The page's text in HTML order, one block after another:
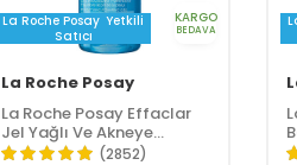
La Roche Posay Yetkili
Satıcı
KARGO
BEDAVA
La Roche Posay
La Roche Posay Effaclar
Jel Yağlı Ve Akneye
Eğilimli Ciltler için Yüz
(2852)